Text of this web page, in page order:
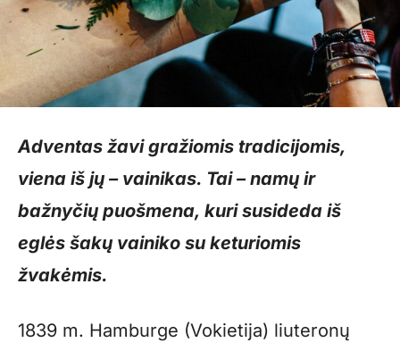
Adventas žavi gražiomis tradicijomis,
viena iš jų – vainikas. Tai – namų ir
bažnyčių puošmena, kuri susideda iš
eglės šakų vainiko su keturiomis
žvakėmis.
1839 m. Hamburge (Vokietija) liuteronų